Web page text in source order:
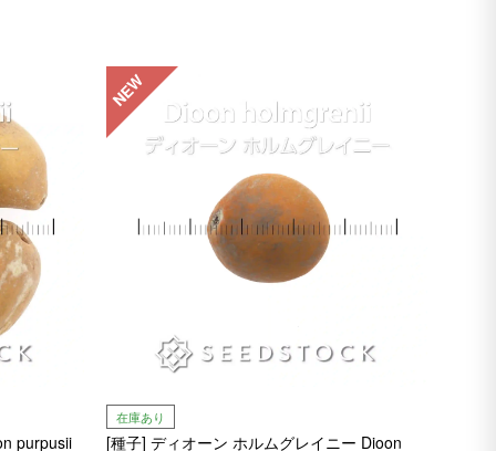
purpusii
NEW
在庫あり
[種子] ディオーン ホルムグレイニー Dioon